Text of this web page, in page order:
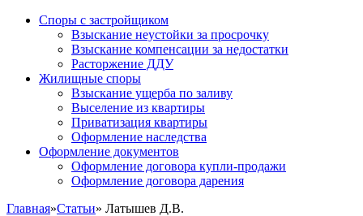
Споры с застройщиком
Взыскание неустойки за просрочку
Взыскание компенсации за недостатки
Расторжение ДДУ
Жилищные споры
Взыскание ущерба по заливу
Выселение из квартиры
Приватизация квартиры
Оформление наследства
Оформление документов
Оформление договора купли-продажи
Оформление договора дарения
Главная»Статьи» Латышев Д.В.